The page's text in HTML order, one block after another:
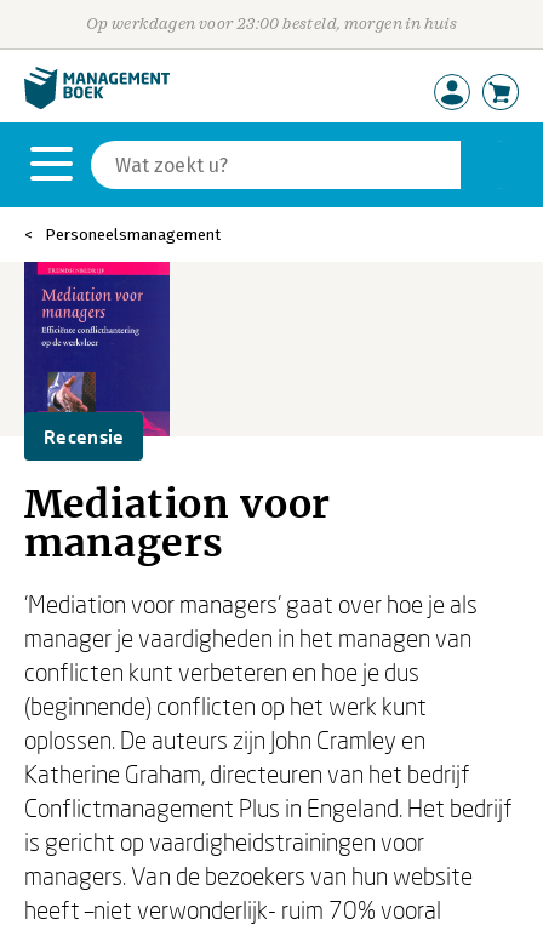
Op werkdagen voor 23:00 besteld, morgen in huis
Personeelsmanagement
Recensie
Mediation voor
managers
'Mediation voor managers' gaat over hoe je als
manager je vaardigheden in het managen van
conflicten kunt verbeteren en hoe je dus
(beginnende) conflicten op het werk kunt
oplossen. De auteurs zijn John Cramley en
Katherine Graham, directeuren van het bedrijf
Conflictmanagement Plus in Engeland. Het bedrijf
is gericht op vaardigheidstrainingen voor
managers. Van de bezoekers van hun website
heeft –niet verwonderlijk- ruim 70% vooral